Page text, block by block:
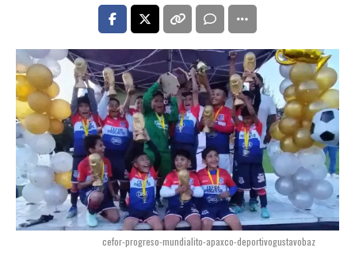
cefor-progreso-mundialito-apaxco-deportivogustavobaz